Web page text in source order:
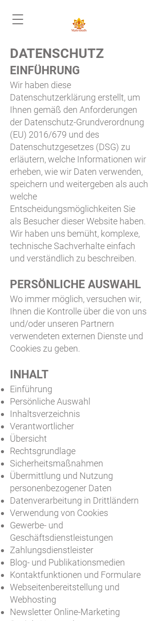
DATENSCHUTZ
EINFÜHRUNG
Wir haben diese
Datenschutzerklärung erstellt, um
Ihnen gemäß den Anforderungen
der Datenschutz-Grundverordnung
(EU) 2016/679 und des
Datenschutzgesetzes (DSG) zu
erläutern, welche Informationen wir
erheben, wie wir Daten verwenden,
speichern und weitergeben als auch
welche
Entscheidungsmöglichkeiten Sie
als Besucher dieser Website haben.
Wir haben uns bemüht, komplexe,
technische Sachverhalte einfach
und verständlich zu beschreiben.
PERSÖNLICHE AUSWAHL
Wo immer möglich, versuchen wir,
Ihnen die Kontrolle über die von uns
und/oder unseren Partnern
verwendeten externen Dienste und
Cookies zu geben.
INHALT
Einführung
Persönliche Auswahl
Inhaltsverzeichnis
Verantwortlicher
Übersicht
Rechtsgrundlage
Sicherheitsmaßnahmen
Übermittlung und Nutzung
personenbezogener Daten
Datenverarbeitung in Drittländern
Verwendung von Cookies
Gewerbe- und
Geschäftsdienstleistungen
Zahlungsdienstleister
Blog- und Publikationsmedien
Kontaktfunktionen und Formulare
Webseitenbereitstellung und
Webhosting
Newsletter Online-Marketing